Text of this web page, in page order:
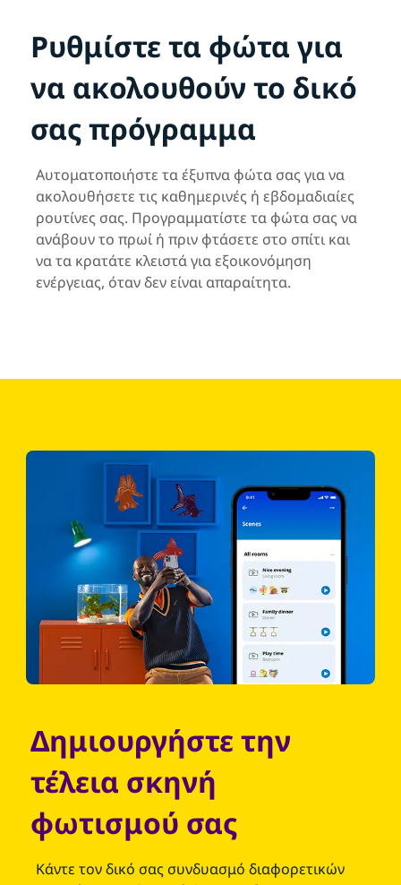
Ρυθμίστε τα φώτα για
να ακολουθούν το δικό
σας πρόγραμμα
Αυτοματοποιήστε τα έξυπνα φώτα σας για να
ακολουθήσετε τις καθημερινές ή εβδομαδιαίες
ρουτίνες σας. Προγραμματίστε τα φώτα σας να
ανάβουν το πρωί ή πριν φτάσετε στο σπίτι και
να τα κρατάτε κλειστά για εξοικονόμηση
ενέργειας, όταν δεν είναι απαραίτητα.
Δημιουργήστε την
τέλεια σκηνή
φωτισμού σας
Κάντε τον δικό σας συνδυασμό διαφορετικών